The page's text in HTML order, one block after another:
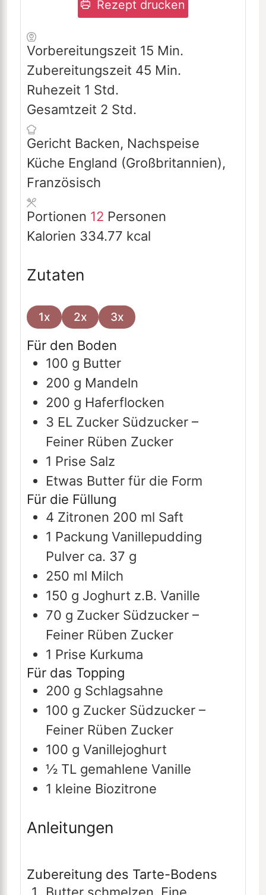
Rezept drucken
Vorbereitungszeit 15Minuten
Min.
Zubereitungszeit 45Minuten
Min.
Ruhezeit 1 Stunde
Std.
Gesamtzeit 2Stunden
Std.
Gericht Backen, Nachspeise
Küche England (Großbritannien),
Französisch
Portionen 12 Personen
Kalorien 334.77 kcal
Zutaten
1x 2x 3x
Für den Boden
100 g Butter
200 g Mandeln
200 g Haferflocken
3 EL Zucker Südzucker –
Feiner Rüben Zucker
1 Prise Salz
Etwas Butter für die Form
Für die Füllung
4 Zitronen 200 ml Saft
1 Packung Vanillepudding
Pulver ca. 37 g
250 ml Milch
150 g Joghurt z.B. Vanille
70 g Zucker Südzucker –
Feiner Rüben Zucker
1 Prise Kurkuma
Für das Topping
200 g Schlagsahne
100 g Zucker Südzucker –
Feiner Rüben Zucker
100 g Vanillejoghurt
½ TL gemahlene Vanille
1 kleine Biozitrone
Anleitungen
Zubereitung des Tarte-Bodens
Butter schmelzen. Eine